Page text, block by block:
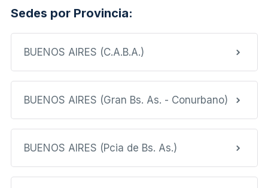
Sedes por Provincia:
BUENOS AIRES (C.A.B.A.)
BUENOS AIRES (Gran Bs. As. - Conurbano)
BUENOS AIRES (Pcia de Bs. As.)